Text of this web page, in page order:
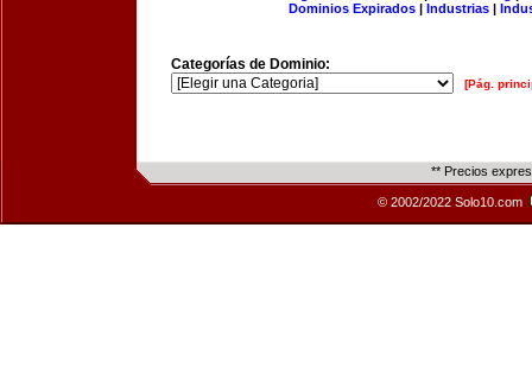
Dominios Expirados | Industrias |
Categorías de Dominio:
[Pág.
** Precios
© 2002/2022 Solo10.com